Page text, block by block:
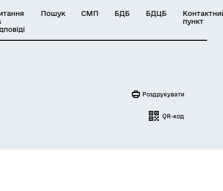
Пошук СМП БДБ БДЦБ
пункт
Роздрукувати
QR-код